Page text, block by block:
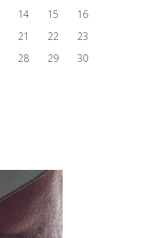
14 15
16
21 22
23
28 29
30